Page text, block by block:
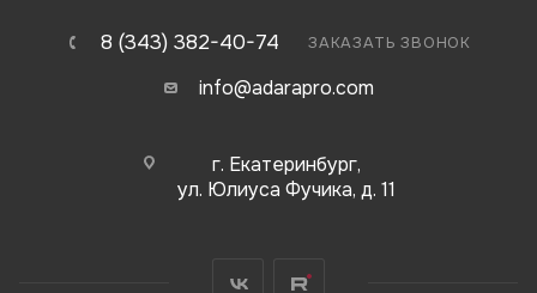
8 (343) 382-40-74 ЗАКАЗАТЬ ЗВОНОК
info@adarapro.com
г. Екатеринбург,
ул. Юлиуса Фучика, д. 11